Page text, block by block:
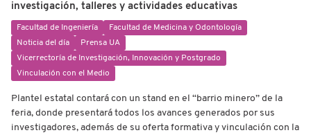
investigación, talleres y actividades educativas
Facultad de Ingeniería
Facultad de Medicina y Odontología
Noticia del día
Prensa UA
Vicerrectoría de Investigación, Innovación y Postgrado
Vinculación con el Medio
Plantel estatal contará con un stand en el “barrio minero” de la
feria, donde presentará todos los avances generados por sus
investigadores, además de su oferta formativa y vinculación con la